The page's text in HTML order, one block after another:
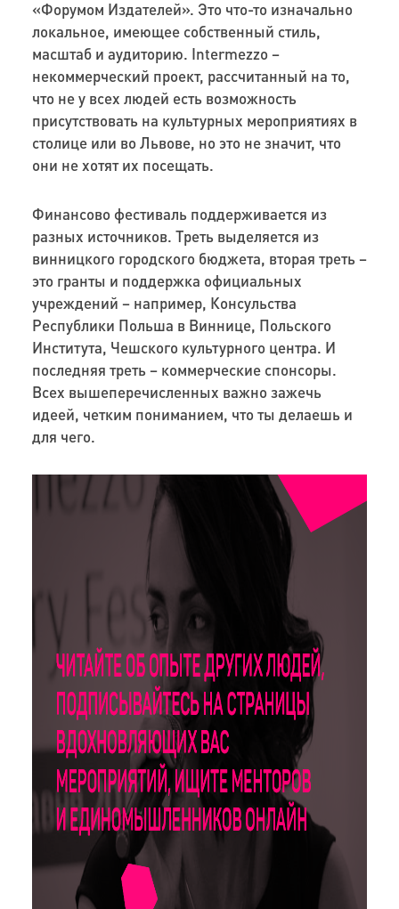
«Форумом Издателей». Это что-то изначально
локальное, имеющее собственный стиль,
масштаб и аудиторию. Intermezzo–
некоммерческий проект, рассчитанный на то,
что не у всех людей есть возможность
присутствовать на культурных мероприятиях в
столице или во Львове, но это не значит, что
они не хотят их посещать.
Финансово фестиваль поддерживается из
разных источников. Треть выделяется из
винницкого городского бюджета, вторая треть –
это гранты и поддержка официальных
учреждений – например, Консульства
Республики Польша в Виннице, Польского
Института, Чешскогокультурного центра. И
последняя треть – коммерческие спонсоры.
Всех вышеперечисленных важно зажечь
идеей, четким пониманием, что ты делаешь и
для чего.